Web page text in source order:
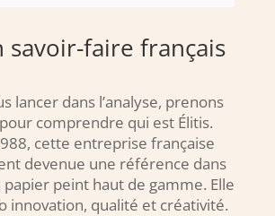
savoir-faire français
lancer dans l’analyse, prenons
comprendre qui est Élitis.
cette entreprise française
devenue une référence dans
peint haut de gamme. Elle
innovation, qualité et créativité.